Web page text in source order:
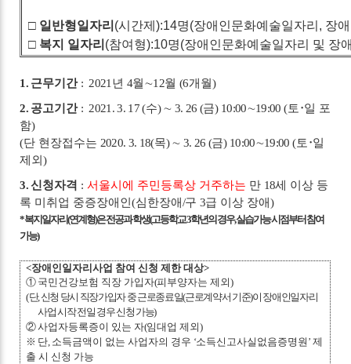
□ 일반형일자리 (시간제):14명(장애인문화예술일자리 , 장
□ 복지 일자리 (참여형):10명(장애인문화예술일자리 및 장
1. 근무기간 : 2021 년 4월∼12월(6개월)
2. 공고기간 : 2021. 3. 17 (수)∼3. 26 (금) 10:00∼19:00 (토 ･일 포
함)
(단 현장접수는 2020. 3. 18(목)∼3. 26 (금) 10:00∼19:00 (토 ･일
제외)
3.신청자격 : 서울시에 주민등록상 거주하는 만 18세 이상 등
록 미취업 중증장애인(심한장애/구3급 이상 장애)
*복지일자리(연계형)은 전공과 학생(고등학교3학년의 경우,실습가능 시점부터 참여
가능)
<장애인일자리사업 참여 신청 제한 대상>
① 국민건강보험 직장 가입자(피부양자는 제외)
(단, 신청 당시 직장가입자 중 근로종료일(근로계약서 기준)이 장애인일자리
사업 시작 전일 경우 신청 가능)
②사업자등록증이 있는 자(임대업 제외)
※ 단, 소득금액이 없는 사업자의 경우 ‘소득신고사실없음증명원 ’ 제
출 시 신청 가능